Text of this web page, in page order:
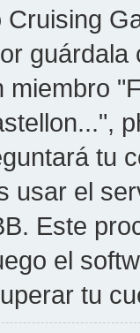
miembro
tu
usar el
Este
el
tu